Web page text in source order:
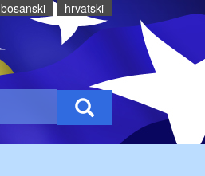
bosanski hrvatski